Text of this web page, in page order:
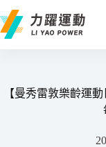
至
主
【曼秀雷敦樂齡運